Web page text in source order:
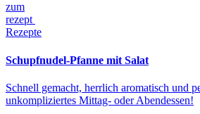
zum
rezept
Rezepte
Schupfnudel-Pfanne mit Salat
Schnell gemacht, herrlich aromatisch und
unkompliziertes Mittag- oder Abendessen!